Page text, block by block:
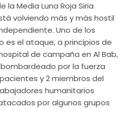
la Media Luna Roja Siria
volviendo más y más hostil
Uno de los
es el ataque, a principios de
de campaña en Al Bab,
por la fuerza
y 2 miembros del
humanitarios
por algunos grupos